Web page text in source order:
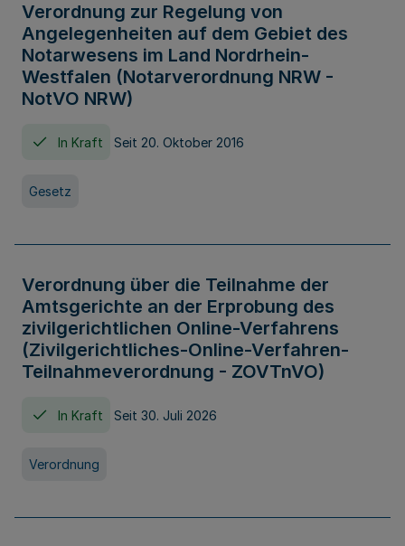
Verordnung zur Regelung von
Angelegenheiten auf dem Gebiet des
Notarwesens im Land Nordrhein-
Westfalen (Notarverordnung NRW -
NotVO NRW)
In Kraft Seit 20. Oktober 2016
Gesetz
Verordnung über die Teilnahme der
Amtsgerichte an der Erprobung des
zivilgerichtlichen Online-Verfahrens
(Zivilgerichtliches-Online-Verfahren-
Teilnahmeverordnung - ZOVTnVO)
In Kraft Seit 30. Juli 2026
Verordnung